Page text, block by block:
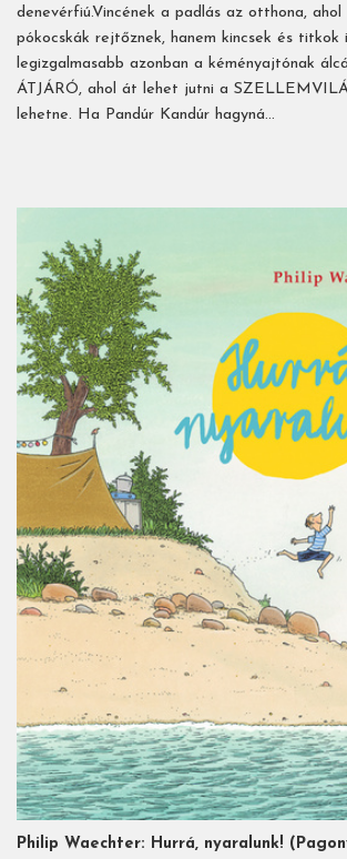
denevérfiú.Vincének a padlás az otthona, ahol
pókocskák rejtőznek, hanem kincsek és titkok
legizgalmasabb azonban a kéményajtónak
ÁTJÁRÓ, ahol át lehet jutni a
lehetne. Ha Pandúr Kandúr hagyná…
Philip Waechter: Hurrá, nyaralunk!